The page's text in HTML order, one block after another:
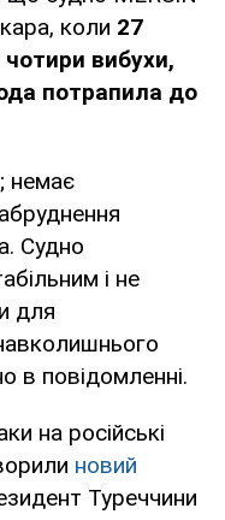
коли 27
вибухи,
потрапила до
немає
Судно
і не
для
в повідомленні.
на російські
новий
Туреччини